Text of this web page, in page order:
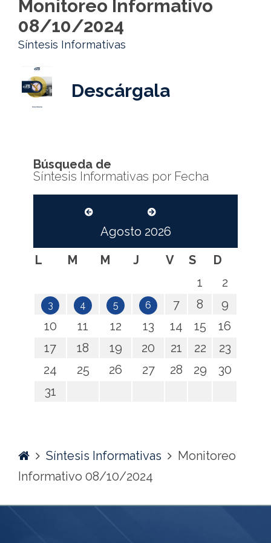
Monitoreo Informativo
08/10/2024
Síntesis Informativas
Descárgala
Búsqueda de
Síntesis Informativas por Fecha
Agosto 2026
L
M M J V S
D
1
2
3 4 5 6 7 8
9
10
11 12 13 14 15
16
17
18 19 20 21 22
23
24
25 26 27 28 29
30
31
HomeSíntesis Informativas
Monitoreo
Informativo 08/10/2024